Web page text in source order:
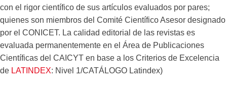
con el rigor científico de sus artículos evaluados por pares;
quienes son miembros del Comité Científico Asesor designado
por el CONICET. La calidad editorial de las revistas es
evaluada permanentemente en el Área de Publicaciones
Científicas del CAICYT en base a los Criterios de Excelencia
de LATINDEX: Nivel 1/CATÁLOGO Latindex)